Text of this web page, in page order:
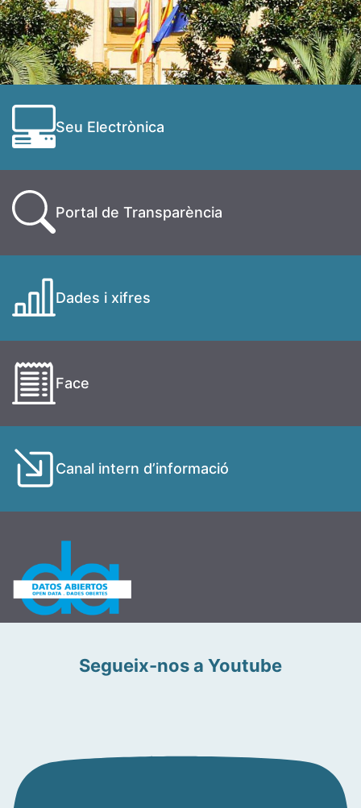
Seu Electrònica
Portal de Transparència
Dades i xifres
Face
Canal intern d’informació
Segueix-nos a Youtube